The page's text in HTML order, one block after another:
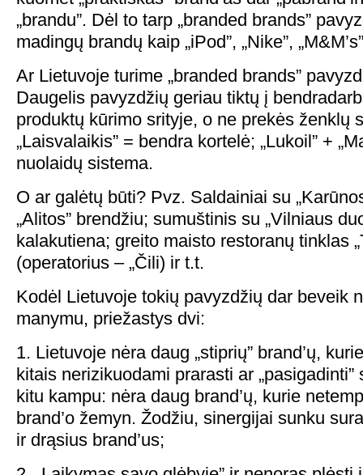
„brandu”. Dėl to tarp „branded brands”
madingų brandų kaip „iPod”, „Nike”,
Ar Lietuvoje turime „branded brands”
Daugelis pavyzdžių geriau tiktų į
produktų kūrimo srityje, o ne prekės ženklų
„Laisvalaikis” = bendra kortelė; „Lukoil” +
nuolaidų sistema.
O ar galėtų būti? Pvz. Saldainiai su
„Alitos” brendžiu; sumuštinis su „Vilniaus
kalakutiena; greito maisto restoranų tinklas
(operatorius – „Čili) ir t.t.
Kodėl Lietuvoje tokių pavyzdžių dar beveik
manymu, priežastys dvi:
1. Lietuvoje nėra daug „stiprių” brand’ų,
kitais nerizikuodami prarasti ar
kitu kampu: nėra daug brand’ų, kurie
brand’o žemyn. Žodžiu, sinergijai sunku
ir drąsius brand’us;